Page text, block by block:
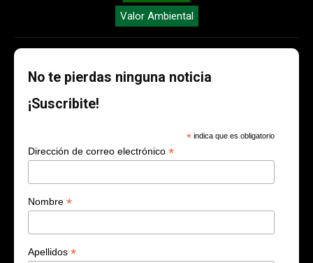
Valor Ambiental
No te pierdas ninguna noticia
¡Suscribite!
* indica que es obligatorio
Dirección de correo electrónico *
Nombre *
Apellidos *